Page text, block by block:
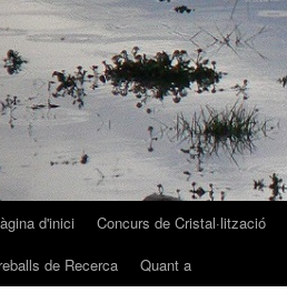
d'inici Concurs de Cristal·lització
de Recerca
Quant a